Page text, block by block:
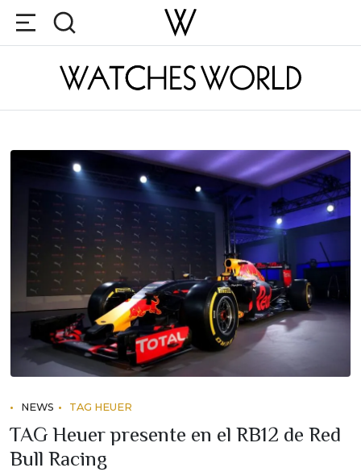
NEWS TAG HEUER
TAG Heuer presente en el RB12 de Red
Bull Racing